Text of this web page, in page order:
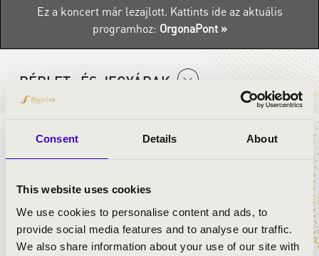
Consent Details About
This website uses cookies
We use cookies to personalise content and ads, to
provide social media features and to analyse our traffic.
We also share information about your use of our site with
Ez a koncert már lezajlott. Kattints ide az aktuális
programhoz: OrgonaPont »
BÉRLET- ÉS JEGYÁRAK
ELŐADÓK:
Pálhegyi Máté- fuvola
MŰSOR: